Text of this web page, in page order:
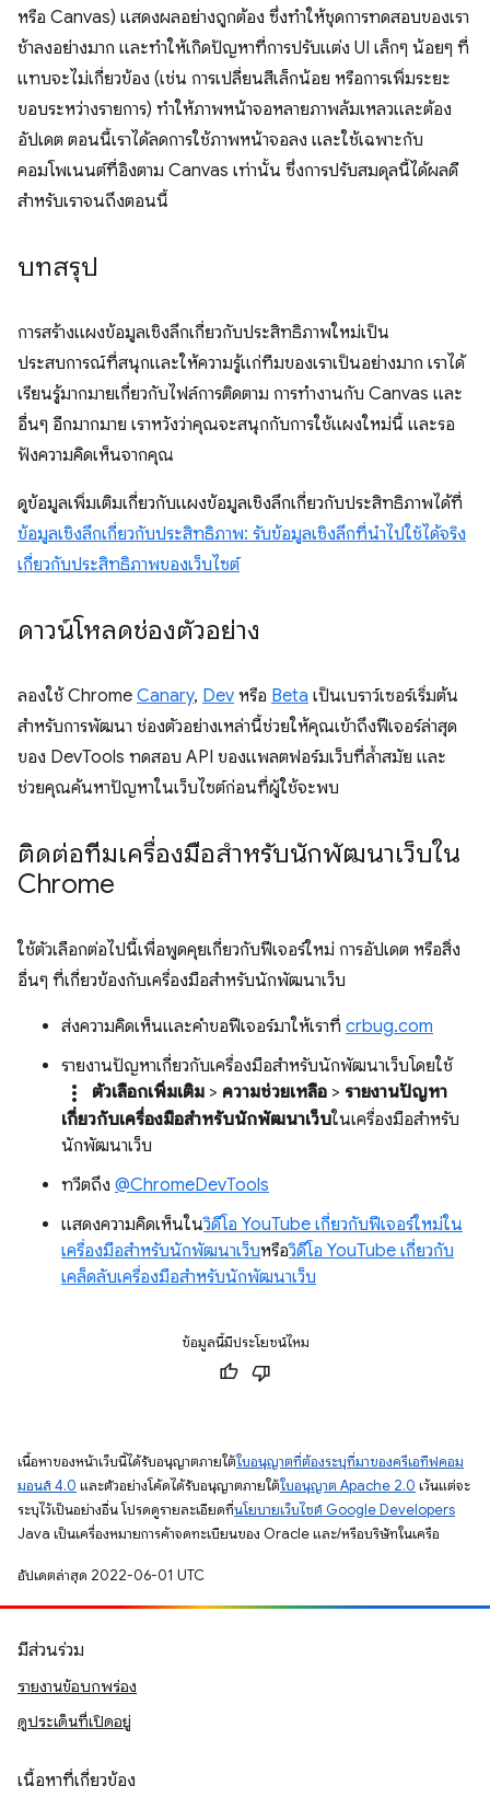
หรือ Canvas) แสดงผลอย่างถูกต้อง ซึ่งทำให้ชุดการทดสอบของเรา
ช้าลงอย่างมาก และทำให้เกิดปัญหาที่การปรับแต่ง UI เล็กๆ น้อยๆ ที่
แทบจะไม่เกี่ยวข้อง (เช่น การเปลี่ยนสีเล็กน้อย หรือการเพิ่มระยะ
ขอบระหว่างรายการ) ทำให้ภาพหน้าจอหลายภาพล้มเหลวและต้อง
อัปเดต ตอนนี้เราได้ลดการใช้ภาพหน้าจอลง และใช้เฉพาะกับ
คอมโพเนนต์ที่อิงตาม Canvas เท่านั้น ซึ่งการปรับสมดุลนี้ได้ผลดี
สำหรับเราจนถึงตอนนี้
บทสรุป
การสร้างแผงข้อมูลเชิงลึกเกี่ยวกับประสิทธิภาพใหม่เป็น
ประสบการณ์ที่สนุกและให้ความรู้แก่ทีมของเราเป็นอย่างมาก เราได้
เรียนรู้มากมายเกี่ยวกับไฟล์การติดตาม การทำงานกับ Canvas และ
อื่นๆ อีกมากมาย เราหวังว่าคุณจะสนุกกับการใช้แผงใหม่นี้ และรอ
ฟังความคิดเห็นจากคุณ
ดูข้อมูลเพิ่มเติมเกี่ยวกับแผงข้อมูลเชิงลึกเกี่ยวกับประสิทธิภาพได้ที่
ข้อมูลเชิงลึกเกี่ยวกับประสิทธิภาพ: รับข้อมูลเชิงลึกที่นําไปใช้ได้จริง
เกี่ยวกับประสิทธิภาพของเว็บไซต์
ดาวน์โหลดช่องตัวอย่าง
ลองใช้ Chrome Canary, Dev หรือ Beta เป็นเบราว์เซอร์เริ่มต้น
สำหรับการพัฒนา ช่องตัวอย่างเหล่านี้ช่วยให้คุณเข้าถึงฟีเจอร์ล่าสุด
ของ DevTools ทดสอบ API ของแพลตฟอร์มเว็บที่ล้ำสมัย และ
ช่วยคุณค้นหาปัญหาในเว็บไซต์ก่อนที่ผู้ใช้จะพบ
ติดต่อทีมเครื่องมือสำหรับนักพัฒนาเว็บใน
Chrome
ใช้ตัวเลือกต่อไปนี้เพื่อพูดคุยเกี่ยวกับฟีเจอร์ใหม่ การอัปเดต หรือสิ่ง
อื่นๆ ที่เกี่ยวข้องกับเครื่องมือสำหรับนักพัฒนาเว็บ
ส่งความคิดเห็นและคำขอฟีเจอร์มาให้เราที่ crbug.com
รายงานปัญหาเกี่ยวกับเครื่องมือสำหรับนักพัฒนาเว็บโดยใช้
more_vert ตัวเลือกเพิ่มเติม > ความช่วยเหลือ > รายงานปัญหา
เกี่ยวกับเครื่องมือสำหรับนักพัฒนาเว็บในเครื่องมือสำหรับ
นักพัฒนาเว็บ
ทวีตถึง @ChromeDevTools
แสดงความคิดเห็นในวิดีโอ YouTube เกี่ยวกับฟีเจอร์ใหม่ใน
เครื่องมือสำหรับนักพัฒนาเว็บหรือวิดีโอ YouTube เกี่ยวกับ
เคล็ดลับเครื่องมือสำหรับนักพัฒนาเว็บ
ข้อมูลนี้มีประโยชน์ไหม
เนื้อหาของหน้าเว็บนี้ได้รับอนุญาตภายใต้ใบอนุญาตที่ต้องระบุที่มาของครีเอทีฟคอม
มอนส์ 4.0 และตัวอย่างโค้ดได้รับอนุญาตภายใต้ใบอนุญาต Apache 2.0 เว้นแต่จะ
ระบุไว้เป็นอย่างอื่น โปรดดูรายละเอียดที่นโยบายเว็บไซต์ Google Developers
Java เป็นเครื่องหมายการค้าจดทะเบียนของ Oracle และ/หรือบริษัทในเครือ
อัปเดตล่าสุด 2022-06-01 UTC
มีส่วนร่วม
รายงานข้อบกพร่อง
ดูประเด็นที่เปิดอยู่
เนื้อหาที่เกี่ยวข้อง